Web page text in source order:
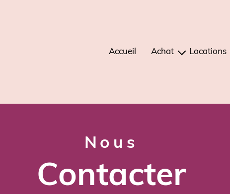
Accueil Achat Locations
nous
contacter